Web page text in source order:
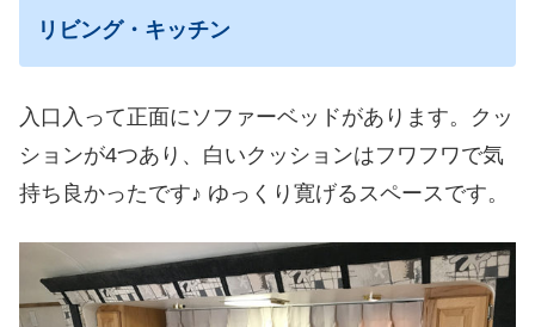
リビング・キッチン
入口入って正面にソファーベッドがあります。クッ
ションが4つあり、白いクッションはフワフワで気
持ち良かったです♪ ゆっくり寛げるスペースです。